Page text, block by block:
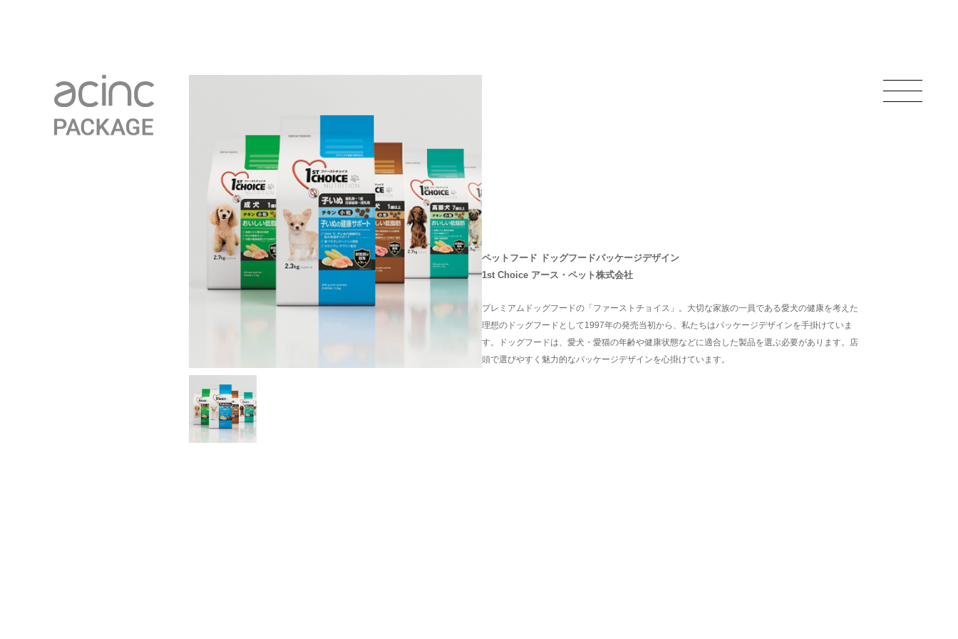
ペットフード ドッグフードパッケージデザイン
1st Choice アース・ペット株式会社
プレミアムドッグフードの「ファーストチョイス」。大切な家族の一員である愛犬の健康を考えた
理想のドッグフードとして1997年の発売当初から、私たちはパッケージデザインを手掛けていま
す。ドッグフードは、愛犬・愛猫の年齢や健康状態などに適合した製品を選ぶ必要があります。店
頭で選びやすく魅力的なパッケージデザインを心掛けています。